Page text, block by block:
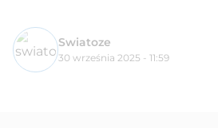
Swiatoze
30 września 2025 - 11:59